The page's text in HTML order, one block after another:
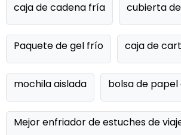
caja de cadena fría cubierta
Paquete de gel frío caja de
mochila aislada bolsa de papel
Mejor enfriador de estuches de